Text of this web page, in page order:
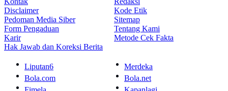
Disclaimer
Kode Etik
Pedoman Media Siber
Sitemap
Form Pengaduan
Tentang Kami
Karir
Metode Cek Fakta
Hak Jawab dan Koreksi Berita
Liputan6
Merdeka
Bola.com
Bola.net